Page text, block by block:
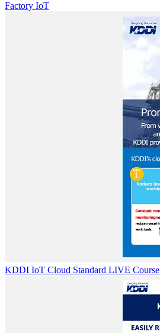
Factory IoT
KDDI IoT Cloud Standard LIVE Course